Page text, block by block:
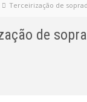
Terceirização de
de